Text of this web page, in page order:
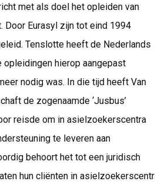
met als doel het opleiden van
Door Eurasyl zijn tot eind 1994
Tenslotte heeft de Nederlands
opleidingen hierop aangepast
nodig was. In die tijd heeft Van
de zogenaamde ‘Jusbus’
reisde om in asielzoekerscentra
te leveren aan
behoort het tot een juridisch
hun cliënten in